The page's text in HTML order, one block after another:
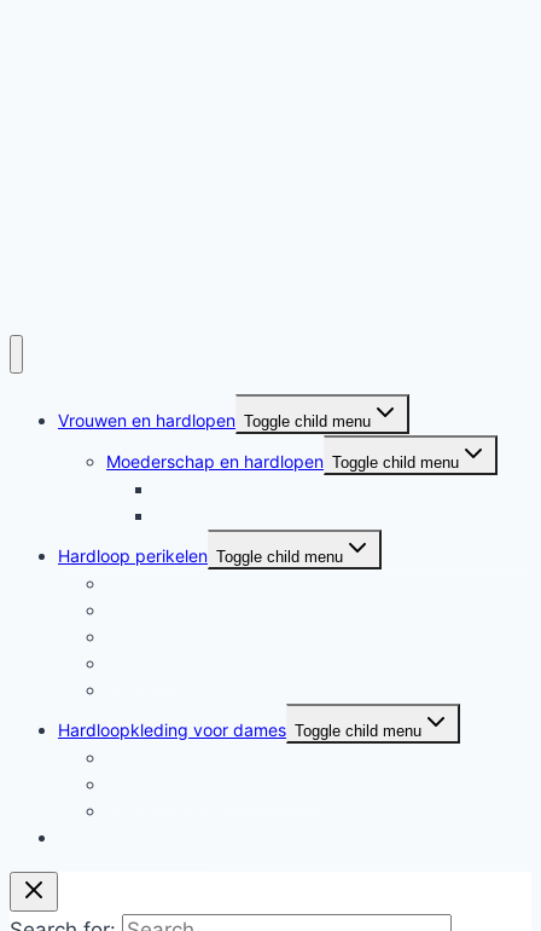
Vrouwen en hardlopen Toggle child menu
Moederschap en hardlopen Toggle child menu
Hardloop perikelen Toggle child menu
Hardloopkleding voor dames Toggle child menu